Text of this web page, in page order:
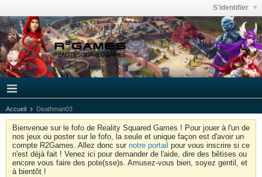
S'identifier
Accueil Deathman03
Bienvenue sur le fofo de Reality Squared Games ! Pour jouer à l'un de
nos jeux ou poster sur le fofo, la seule et unique façon est d'avoir un
compte R2Games. Allez donc sur notre portail pour vous inscrire si ce
n'est déjà fait ! Venez ici pour demander de l'aide, dire des bêtises ou
encore vous faire des pote(sse)s. Amusez-vous bien, soyez gentil, et
à bientôt !